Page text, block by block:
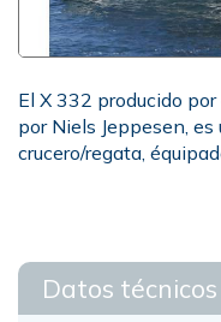
El X 332 producido
por Niels Jeppesen,
crucero/regata,
Datos técnicos